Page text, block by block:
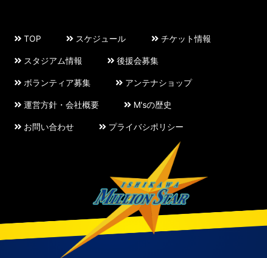
TOP スケジュール チケット情報
スタジアム情報 後援会募集
ボランティア募集 アンテナショップ
運営方針・会社概要 M'sの歴史
お問い合わせ プライバシポリシー